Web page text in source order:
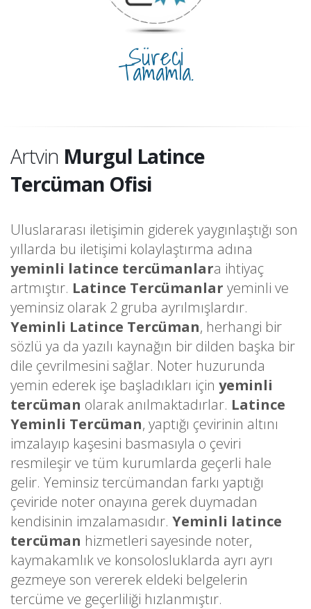
Süreci
Tamamla.
Artvin Murgul Latince
Tercüman Ofisi
Uluslararası iletişimin giderek yaygınlaştığı son
yıllarda bu iletişimi kolaylaştırma adına
yeminli latince tercümanlara ihtiyaç
artmıştır. Latince Tercümanlar yeminli ve
yeminsiz olarak 2 gruba ayrılmışlardır.
Yeminli Latince Tercüman, herhangi bir
sözlü ya da yazılı kaynağın bir dilden başka bir
dile çevrilmesini sağlar. Noter huzurunda
yemin ederek işe başladıkları için yeminli
tercüman olarak anılmaktadırlar. Latince
Yeminli Tercüman, yaptığı çevirinin altını
imzalayıp kaşesini basmasıyla o çeviri
resmileşir ve tüm kurumlarda geçerli hale
gelir. Yeminsiz tercümandan farkı yaptığı
çeviride noter onayına gerek duymadan
kendisinin imzalamasıdır. Yeminli latince
tercüman hizmetleri sayesinde noter,
kaymakamlık ve konsolosluklarda ayrı ayrı
gezmeye son vererek eldeki belgelerin
tercüme ve geçerliliği hızlanmıştır.